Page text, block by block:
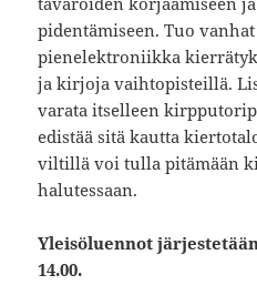
pidentämiseen. Tuo
pienelektroniikka
ja kirjoja vaihtopisteillä.
varata itselleen
edistää sitä kautta
viltillä voi tulla pitämään
halutessaan.
Yleisöluennot
14.00.